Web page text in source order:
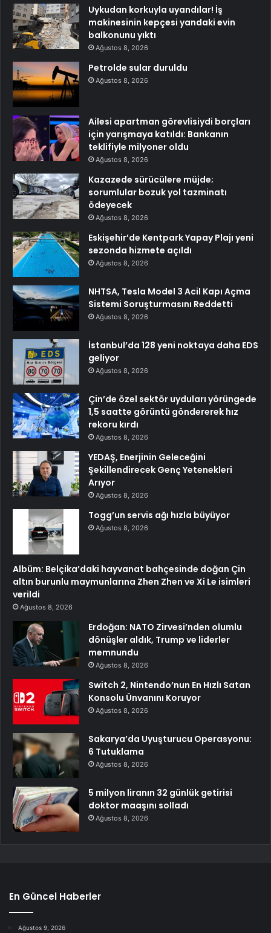
Uykudan korkuyla uyandılar! İş
makinesinin kepçesi yandaki evin
balkonunu yıktı
Ağustos 8, 2026
Petrolde sular duruldu
Ağustos 8, 2026
Ailesi apartman görevlisiydi borçları
için yarışmaya katıldı: Bankanın
teklifiyle milyoner oldu
Ağustos 8, 2026
Kazazede sürücülere müjde;
sorumlular bozuk yol tazminatı
ödeyecek
Ağustos 8, 2026
Eskişehir’de Kentpark Yapay Plajı yeni
sezonda hizmete açıldı
Ağustos 8, 2026
NHTSA, Tesla Model 3 Acil Kapı Açma
Sistemi Soruşturmasını Reddetti
Ağustos 8, 2026
İstanbul’da 128 yeni noktaya daha EDS
geliyor
Ağustos 8, 2026
Çin’de özel sektör uyduları yörüngede
1,5 saatte görüntü göndererek hız
rekoru kırdı
Ağustos 8, 2026
YEDAŞ, Enerjinin Geleceğini
Şekillendirecek Genç Yetenekleri
Arıyor
Ağustos 8, 2026
Togg’un servis ağı hızla büyüyor
Ağustos 8, 2026
Albüm: Belçika’daki hayvanat bahçesinde doğan Çin
altın burunlu maymunlarına Zhen Zhen ve Xi Le isimleri
verildi
Ağustos 8, 2026
Erdoğan: NATO Zirvesi’nden olumlu
dönüşler aldık, Trump ve liderler
memnundu
Ağustos 8, 2026
Switch 2, Nintendo’nun En Hızlı Satan
Konsolu Ünvanını Koruyor
Ağustos 8, 2026
Sakarya’da Uyuşturucu Operasyonu:
6 Tutuklama
Ağustos 8, 2026
5 milyon liranın 32 günlük getirisi
doktor maaşını solladı
Ağustos 8, 2026
En Güncel Haberler
Ağustos 9, 2026